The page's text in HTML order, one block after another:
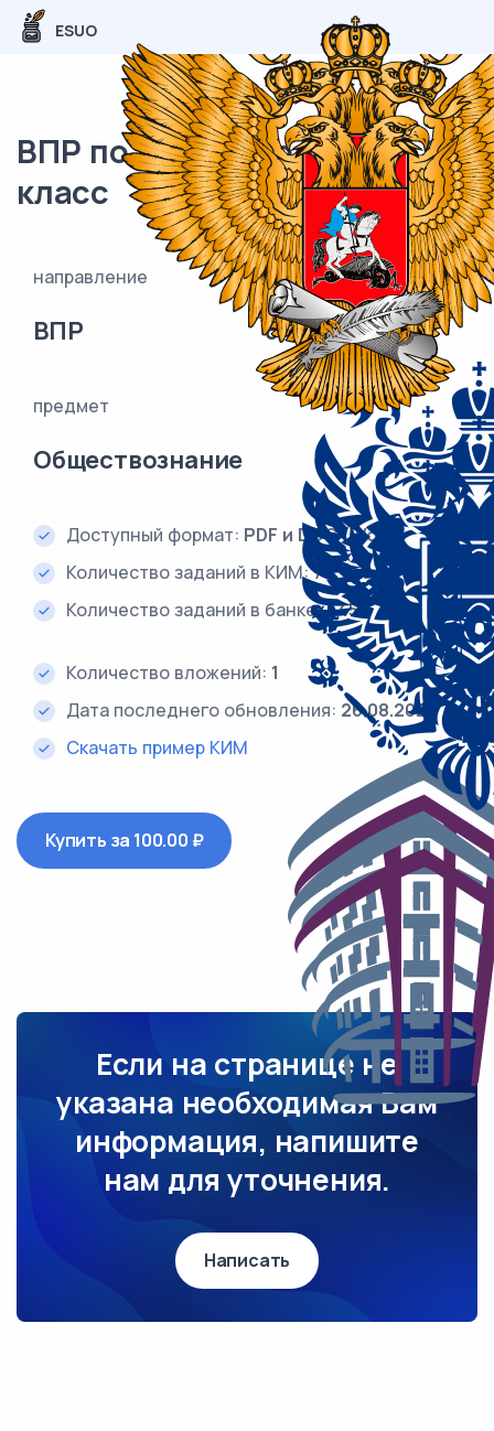
ESUO
ВПР по обществознанию 6
класс
направление
ВПР
класс
6
предмет
Обществознание
Доступный формат: PDF и DOC (Word)
Количество заданий в КИМ:7
Количество заданий в банке:645
Количество вложений: 1
Дата последнего обновления: 26.08.2024
Скачать пример КИМ
Купить за 100.00 ₽
Если на странице не
указана необходимая Вам
информация, напишите
нам для уточнения.
Написать